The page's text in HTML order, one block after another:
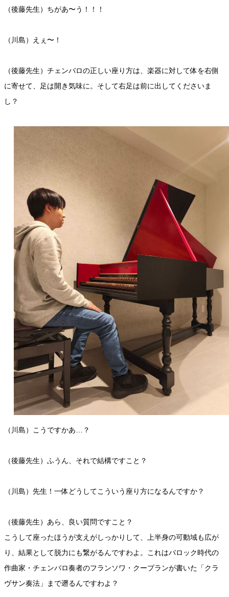
（後藤先生）ちがあ〜う！！！
（川島）えぇ〜！
（後藤先生）チェンバロの正しい座り方は、楽器に対して体を右側
に寄せて、足は開き気味に。そして右足は前に出してくださいま
し？
（川島）こうですかあ…？
（後藤先生）ふうん、それで結構ですこと？
（川島）先生！一体どうしてこういう座り方になるんですか？
（後藤先生）あら、良い質問ですこと？
こうして座ったほうが支えがしっかりして、上半身の可動域も広が
り、結果として脱力にも繋がるんですわよ。これはバロック時代の
作曲家・チェンバロ奏者のフランソワ・クープランが書いた「クラ
ヴサン奏法」まで遡るんですわよ？